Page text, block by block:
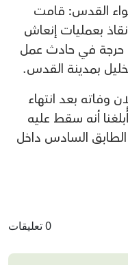
لواء القدس: قامت
بعمليات إنعاش
بجراح حرجة في حادث عمل
بمدينة القدس.
وفاته بعد انتهاء
أنه سقط عليه
السادس داخل
0 تعليقات